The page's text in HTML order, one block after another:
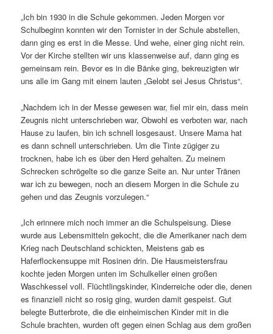
„Ich bin 1930 in die Schule gekommen. Jeden Morgen vor
Schulbeginn konnten wir den Tornister in der Schule abstellen,
dann ging es erst in die Messe. Und wehe, einer ging nicht rein.
Vor der Kirche stellten wir uns klassenweise auf, dann ging es
gemeinsam rein. Bevor es in die Bänke ging, bekreuzigten wir
uns alle im Gang mit einem lauten „Gelobt sei Jesus Christus“.
„Nachdem ich in der Messe gewesen war, fiel mir ein, dass mein
Zeugnis nicht unterschrieben war, Obwohl es verboten war, nach
Hause zu laufen, bin ich schnell losgesaust. Unsere Mama hat
es dann schnell unterschrieben. Um die Tinte zügiger zu
trocknen, habe ich es über den Herd gehalten. Zu meinem
Schrecken schrögelte so die ganze Seite an. Nur unter Tränen
war ich zu bewegen, noch an diesem Morgen in die Schule zu
gehen und das Zeugnis vorzulegen.“
„Ich erinnere mich noch immer an die Schulspeisung. Diese
wurde aus Lebensmitteln gekocht, die die Amerikaner nach dem
Krieg nach Deutschland schickten, Meistens gab es
Haferflockensuppe mit Rosinen drin. Die Hausmeistersfrau
kochte jeden Morgen unten im Schulkeller einen großen
Waschkessel voll. Flüchtlingskinder, Kinderreiche oder die, denen
es finanziell nicht so rosig ging, wurden damit gespeist. Gut
belegte Butterbrote, die die einheimischen Kinder mit in die
Schule brachten, wurden oft gegen einen Schlag aus dem großen